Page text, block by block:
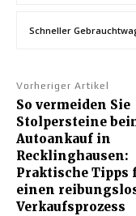
Schneller
Vorheriger Artikel
So vermeiden Sie
Stolpersteine
Autoankauf in
Recklinghausen:
Praktische Tipps
einen
Verkaufsprozess